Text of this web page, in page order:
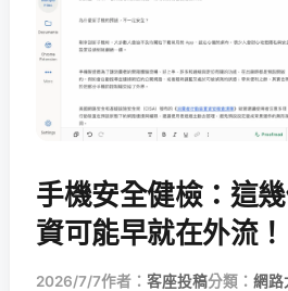
手機安全健檢：這
資可能早就在外流！
2026/7/7作者： 客座投稿分類： 網路